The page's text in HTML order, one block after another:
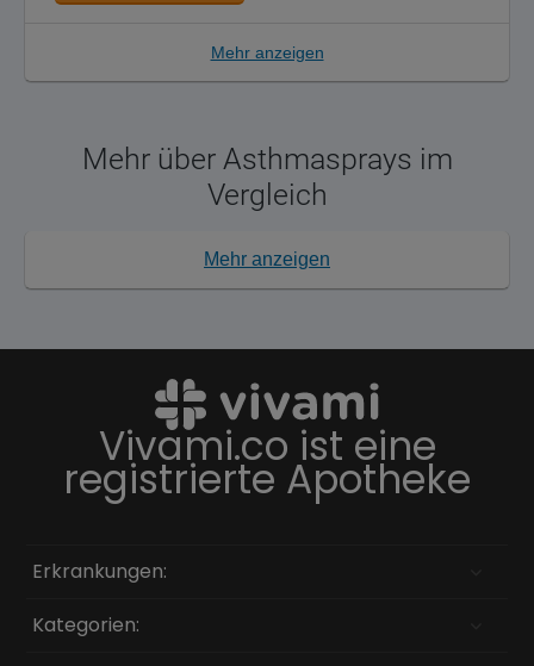
Mehr anzeigen
Mehr über Asthmasprays im
Vergleich
Mehr anzeigen
Vivami.co ist eine
registrierte Apotheke
Erkrankungen:
Kategorien: